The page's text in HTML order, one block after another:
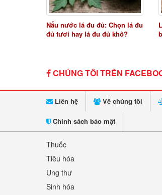
Nấu nước lá đu đủ: Chọn lá đu
đủ tươi hay lá đu đủ khô?
CHÚNG TÔI TRÊN
Liên hệ Về chúng tôi
Chính sách bảo mật
Thuốc
Tiêu hóa
Ung thư
Sinh hóa